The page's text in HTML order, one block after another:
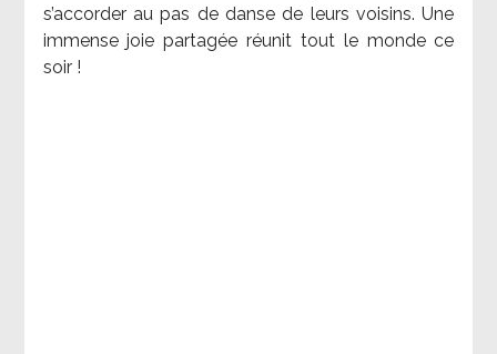
s’accorder au pas de danse de leurs voisins. Une
immense joie partagée réunit tout le monde ce
soir !